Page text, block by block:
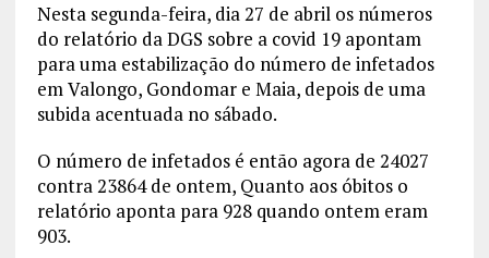
Nesta segunda-feira, dia 27 de abril os números
do relatório da DGS sobre a covid 19 apontam
para uma estabilização do número de infetados
em Valongo, Gondomar e Maia, depois de uma
subida acentuada no sábado.
O número de infetados é então agora de 24027
contra 23864 de ontem, Quanto aos óbitos o
relatório aponta para 928 quando ontem eram
903.